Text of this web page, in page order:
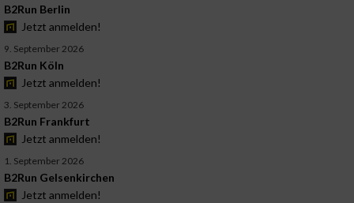
B2Run Berlin
Jetzt anmelden!
9. September 2026
B2Run Köln
Jetzt anmelden!
3. September 2026
B2Run Frankfurt
Jetzt anmelden!
1. September 2026
B2Run Gelsenkirchen
Jetzt anmelden!